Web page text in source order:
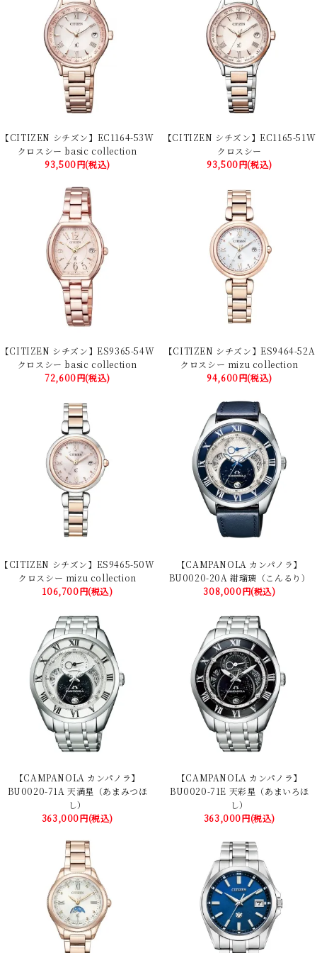
【CITIZEN シチズン】EC1164-53W
クロスシー basic collection
93,500円(税込)
【CITIZEN シチズン】EC1165-51W
クロスシー
93,500円(税込)
【CITIZEN シチズン】ES9365-54W
クロスシー basic collection
72,600円(税込)
【CITIZEN シチズン】ES9464-52A
クロスシー mizu collection
94,600円(税込)
【CITIZEN シチズン】ES9465-50W
クロスシー mizu collection
106,700円(税込)
【CAMPANOLA カンパノラ】
BU0020-20A 紺瑠璃（こんるり）
308,000円(税込)
【CAMPANOLA カンパノラ】
BU0020-71A 天満星（あまみつほ
し）
363,000円(税込)
【CAMPANOLA カンパノラ】
BU0020-71E 天彩星（あまいろほ
し）
363,000円(税込)